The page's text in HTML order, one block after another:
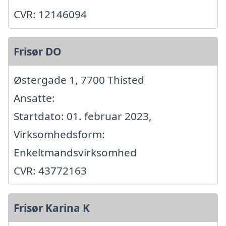
CVR: 12146094
Frisør DO
Østergade 1, 7700 Thisted
Ansatte:
Startdato: 01. februar 2023,
Virksomhedsform:
Enkeltmandsvirksomhed
CVR: 43772163
Frisør Karina K